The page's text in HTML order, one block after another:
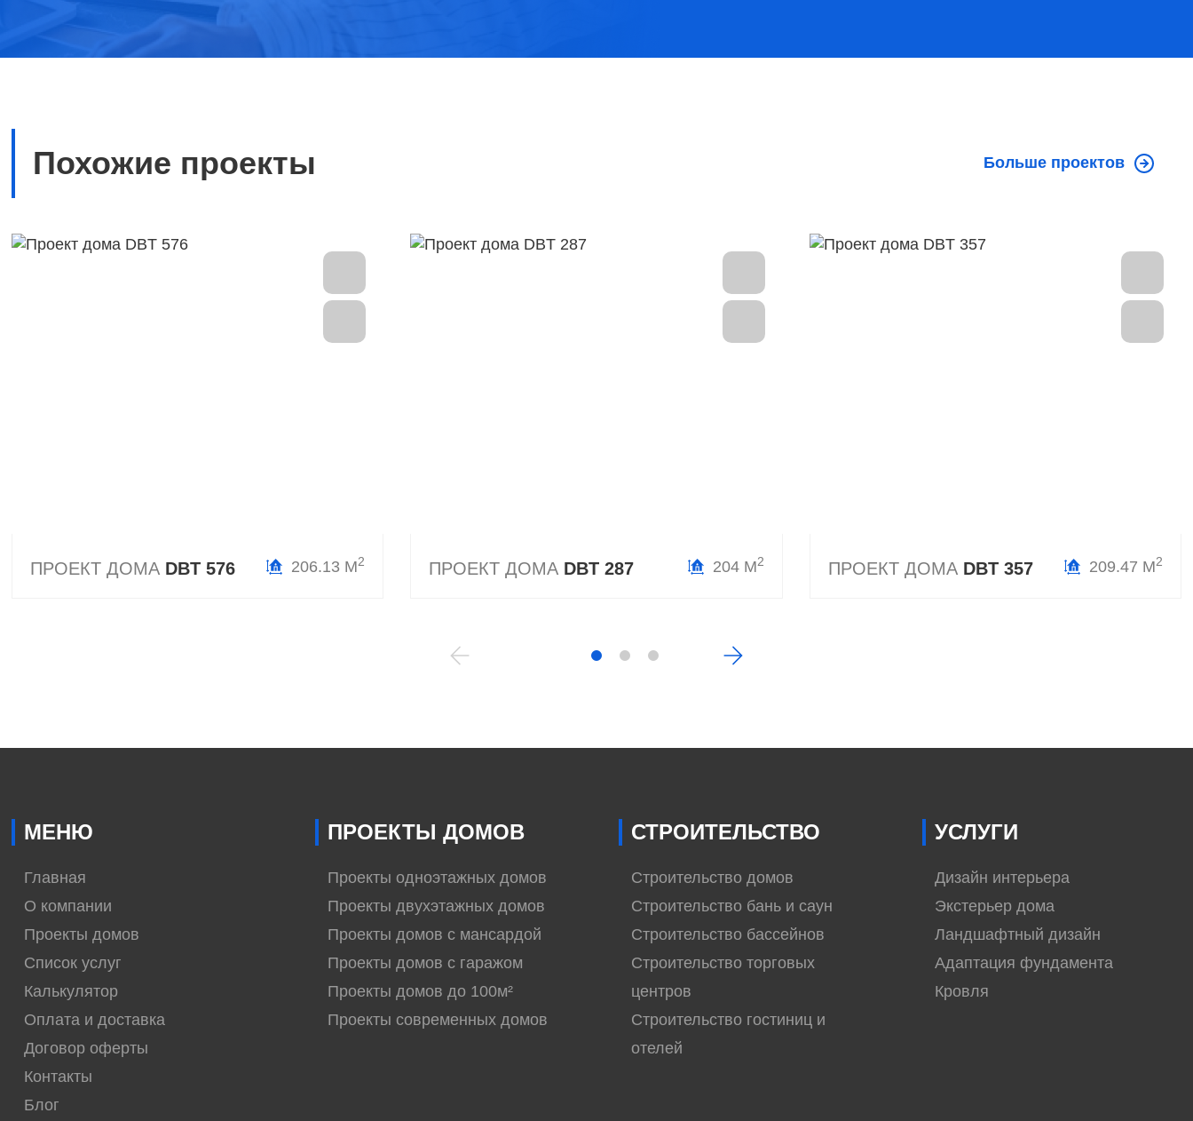
Похожие проекты Больше проектов
ПРОЕКТ ДОМА DBT 576 206.13 М2 ПРОЕКТ ДОМА DBT 287 204 М2 ПРОЕКТ ДОМА DBT 357 209.47 М2
МЕНЮ
Главная
О компании
Проекты домов
Список услуг
Калькулятор
Оплата и доставка
Договор оферты
Контакты
Блог
ПРОЕКТЫ ДОМОВ
Проекты одноэтажных домов
Проекты двухэтажных домов
Проекты домов с мансардой
Проекты домов с гаражом
Проекты домов до 100м²
Проекты современных домов
СТРОИТЕЛЬСТВО
Строительство домов
Строительство бань и саун
Строительство бассейнов
Строительство торговых
центров
Строительство гостиниц и
отелей
УСЛУГИ
Дизайн интерьера
Экстерьер дома
Ландшафтный дизайн
Адаптация фундамента
Кровля